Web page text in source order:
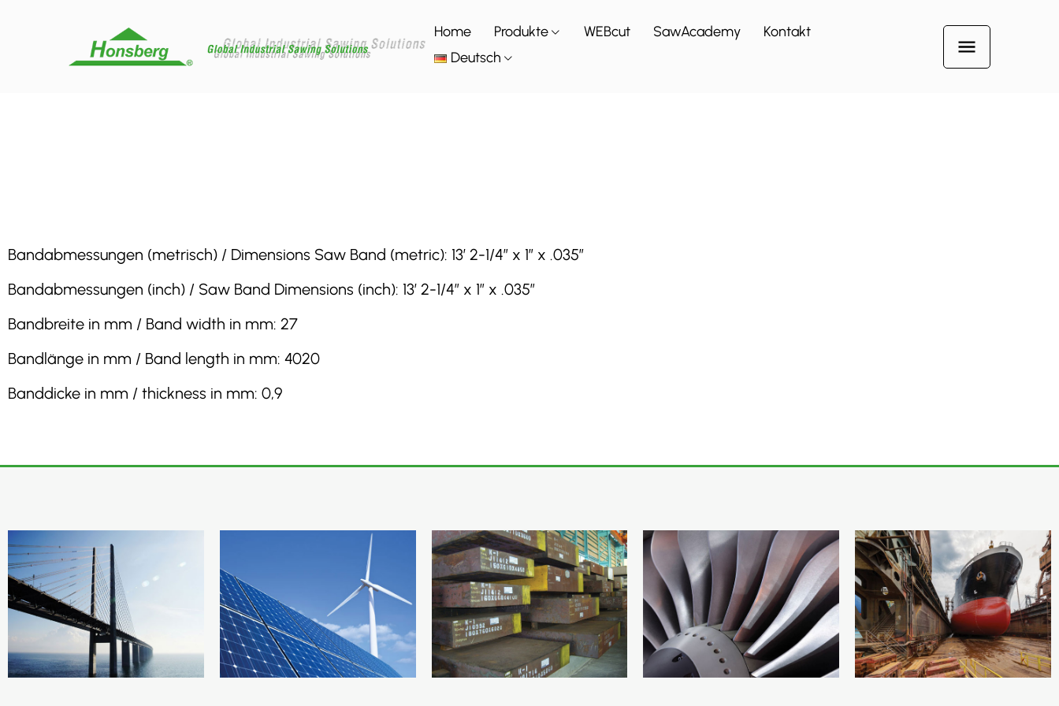
Home Produkte WEBcut SawAcademy
Kontakt
Deutsch
Bandabmessungen (metrisch) / Dimensions Saw Band (metric): 13′ 2-1/4″ x 1″ x .035″
Bandabmessungen (inch) / Saw Band Dimensions (inch): 13′ 2-1/4″ x 1″ x .035″
Bandbreite in mm / Band width in mm: 27
Bandlänge in mm / Band length in mm: 4020
Banddicke in mm / thickness in mm: 0,9